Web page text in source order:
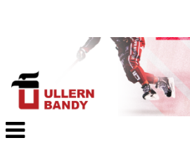
Veksle
navigasjon